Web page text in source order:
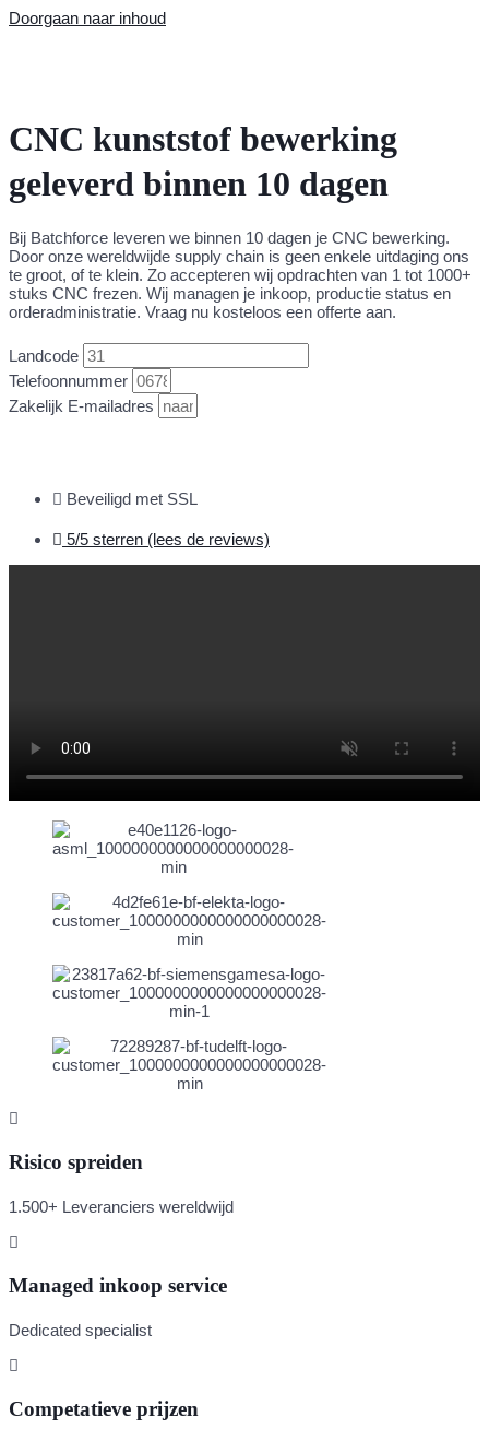
Doorgaan naar inhoud
CNC kunststof bewerking
geleverd binnen 10 dagen
Bij Batchforce leveren we binnen 10 dagen je CNC bewerking.
Door onze wereldwijde supply chain is geen enkele uitdaging ons
te groot, of te klein. Zo accepteren wij opdrachten van 1 tot 1000+
stuks CNC frezen. Wij managen je inkoop, productie status en
orderadministratie. Vraag nu kosteloos een offerte aan.
Landcode
Telefoonnummer
Zakelijk E-mailadres
Beveiligd met SSL
5/5 sterren (lees de reviews)
Risico spreiden
1.500+ Leveranciers wereldwijd
Managed inkoop service
Dedicated specialist
Competatieve prijzen